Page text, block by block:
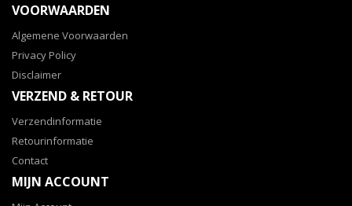
VOORWAARDEN
Algemene Voorwaarden
Privacy Policy
Disclaimer
VERZEND & RETOUR
Verzendinformatie
Retourinformatie
Contact
MIJN ACCOUNT